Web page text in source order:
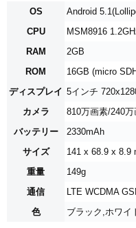
OS
Android
CPU
MSM8916
RAM
2GB
ROM
16GB (micro
ディスプレイ 5インチ
カメラ
810万画素/240万
バッテリー
2330mAh
サイズ
141 x 68.9 x 8.9
重量
149g
通信
LTE WCDMA
色
ブラック,ホワイ